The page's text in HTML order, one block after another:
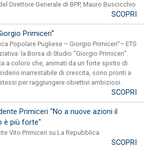
Direttore Generale di BPP, Mauro Buscicchio
SCOPRI
Primiceri”
Popolare Pugliese – Giorgio Primiceri”– ETS
la Borsa di Studio “Giorgio Primiceri”.
a coloro che, animati da un forte spirito di
inarrestabile di crescita, sono pronti a
per raggiungere obiettivi ambiziosi.
SCOPRI
Primiceri "No a nuove azioni il
è più forte"
Vito Primiceri su La Repubblica.
SCOPRI